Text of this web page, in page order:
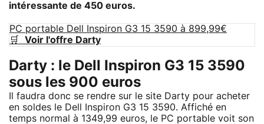
intéressante de 450 euros.
PC portable Dell Inspiron G3 15 3590 à 899,99€
🛒 Voir l'offre Darty
Darty : le Dell Inspiron G3 15 3590
sous les 900 euros
Il faudra donc se rendre sur le site Darty pour acheter
en soldes le Dell Inspiron G3 15 3590. Affiché en
temps normal à 1349,99 euros, le PC portable voit son